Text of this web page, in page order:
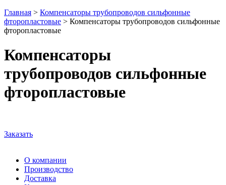
Главная > Компенсаторы трубопроводов сильфонные
фторопластовые > Компенсаторы трубопроводов сильфонные
фторопластовые
Компенсаторы
трубопроводов сильфонные
фторопластовые
Заказать
О компании
Производство
Доставка